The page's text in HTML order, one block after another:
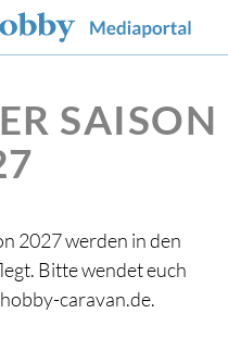
SAISON
2027 werden in den
Bitte wendet euch
caravan.de.